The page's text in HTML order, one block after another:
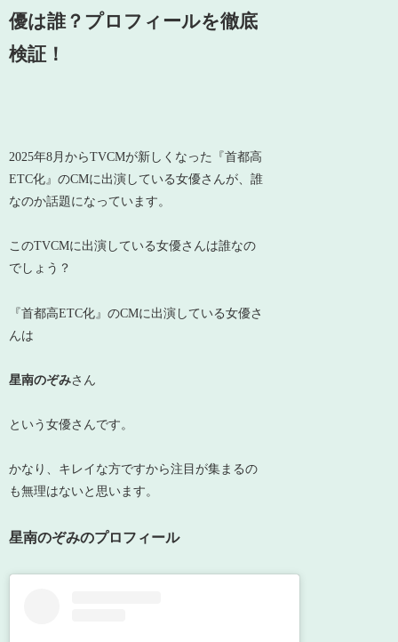
優は誰？プロフィールを徹底
検証！
2025年8月からTVCMが新しくなった『首都高
ETC化』のCMに出演している女優さんが、誰
なのか話題になっています。
このTVCMに出演している女優さんは誰なの
でしょう？
『首都高ETC化』のCMに出演している女優さ
んは
星南のぞみさん
という女優さんです。
かなり、キレイな方ですから注目が集まるの
も無理はないと思います。
星南のぞみのプロフィール